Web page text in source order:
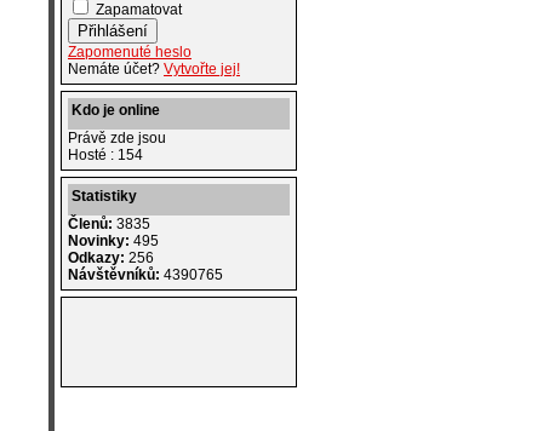
Zapamatovat
Zapomenuté heslo
Nemáte účet? Vytvořte jej!
Kdo je online
Právě zde jsou
Hosté : 154
Statistiky
Členů: 3835
Novinky: 495
Odkazy: 256
Návštěvníků: 4390765